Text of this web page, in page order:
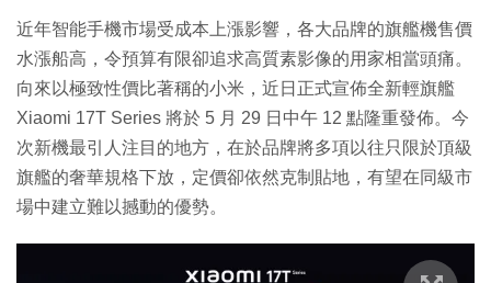
近年智能手機市場受成本上漲影響，各大品牌的旗艦機售價
水漲船高，令預算有限卻追求高質素影像的用家相當頭痛。
向來以極致性價比著稱的小米，近日正式宣佈全新輕旗艦
Xiaomi 17T Series 將於 5 月 29 日中午 12 點隆重發佈。今
次新機最引人注目的地方，在於品牌將多項以往只限於頂級
旗艦的奢華規格下放，定價卻依然克制貼地，有望在同級市
場中建立難以撼動的優勢。